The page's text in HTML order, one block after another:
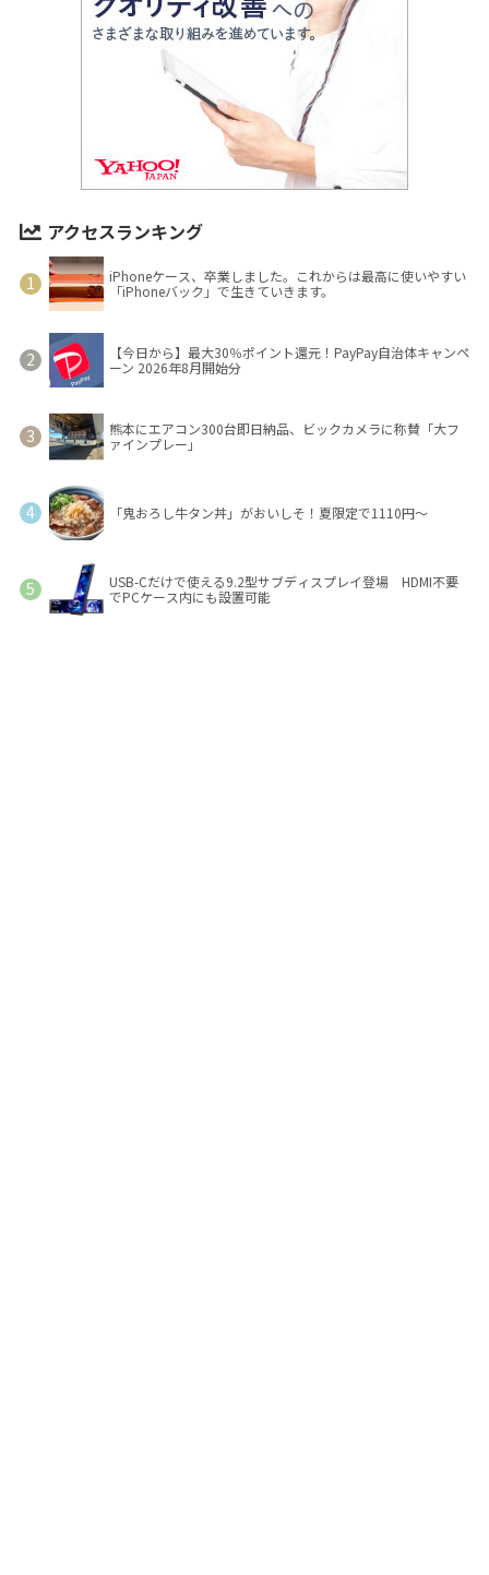
アクセスランキング
iPhoneケース、卒業しました。これからは最高に使いやすい
「iPhoneバック」で生きていきます。
【今日から】最大30％ポイント還元！PayPay自治体キャンペ
ーン 2026年8月開始分
熊本にエアコン300台即日納品、ビックカメラに称賛「大フ
ァインプレー」
「鬼おろし牛タン丼」がおいしそ！夏限定で1110円～
USB-Cだけで使える9.2型サブディスプレイ登場 HDMI不要
でPCケース内にも設置可能